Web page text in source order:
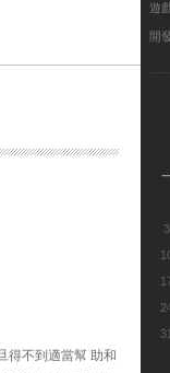
得不到適當幫 助和
遊
開
3
31